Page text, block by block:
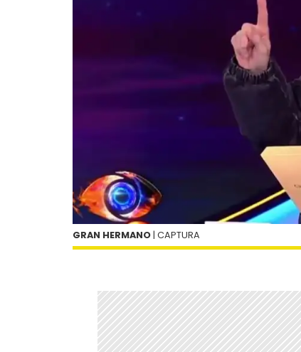
GRAN HERMANO | CAPTURA